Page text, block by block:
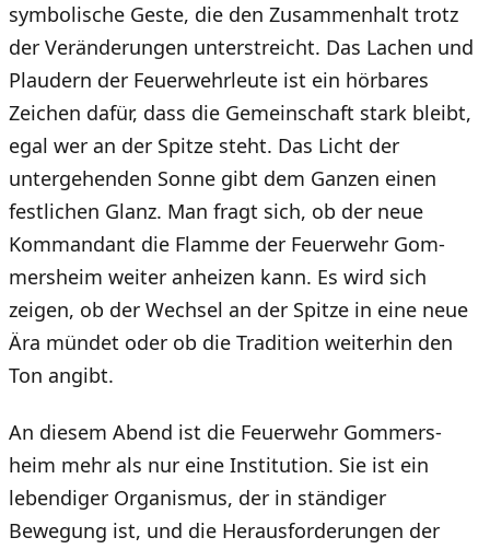
symbolische Geste, die den Zusammenhalt trotz
der Veränderungen unterstreicht. Das Lachen und
Plaudern der Feuerwehrleute ist ein hörbares
Zeichen dafür, dass die Gemeinschaft stark bleibt,
egal wer an der Spitze steht. Das Licht der
untergehenden Sonne gibt dem Ganzen einen
festlichen Glanz. Man fragt sich, ob der neue
Kommandant die Flamme der Feuerwehr Gom­
mers­heim weiter anheizen kann. Es wird sich
zeigen, ob der Wechsel an der Spitze in eine neue
Ära mündet oder ob die Tradition weiterhin den
Ton angibt.
An diesem Abend ist die Feuerwehr Gom­mers­
heim mehr als nur eine Institution. Sie ist ein
lebendiger Organismus, der in ständiger
Bewegung ist, und die Herausforderungen der